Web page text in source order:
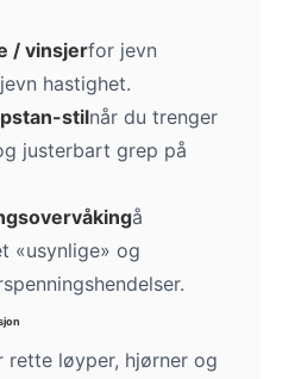
/ vinsjerfor jevn
hastighet.
stilnår du trenger
justerbart grep på
å
«usynlige» og
rette løyper, hjørner og